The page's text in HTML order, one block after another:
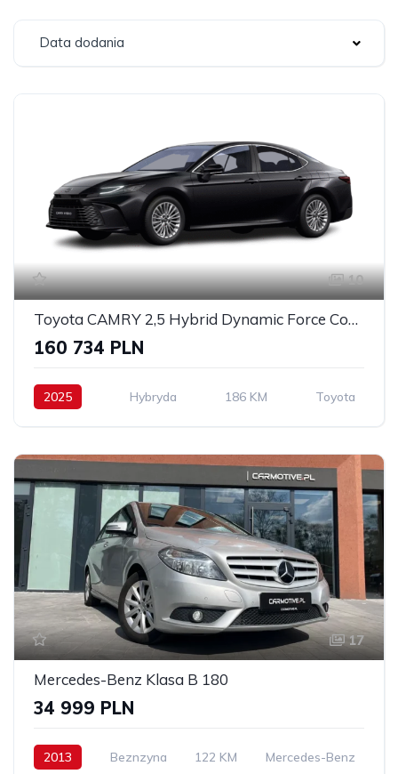
Data dodania
10
Toyota CAMRY 2,5 Hybrid Dynamic Force Comfort
160 734 PLN
2025 Hybryda 186 KM Toyota
17
Mercedes-Benz Klasa B 180
34 999 PLN
2013 Beznzyna 122 KM Mercedes-Benz